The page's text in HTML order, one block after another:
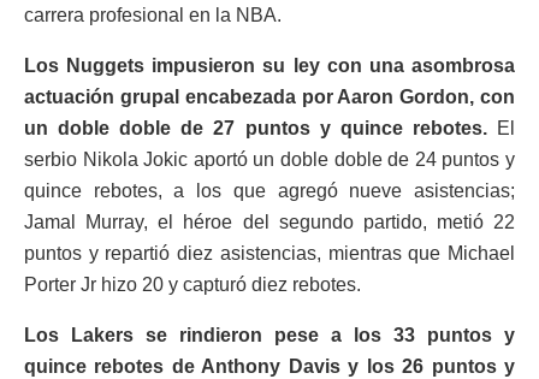
carrera profesional en la NBA.
Los Nuggets impusieron su ley con una asombrosa
actuación grupal encabezada por Aaron Gordon, con
un doble doble de 27 puntos y quince rebotes.El
serbio Nikola Jokic aportó un doble doble de 24 puntos y
quince rebotes, a los que agregó nueve asistencias;
Jamal Murray, el héroe del segundo partido, metió 22
puntos y repartió diez asistencias, mientras que Michael
Porter Jr hizo 20 y capturó diez rebotes.
Los Lakers se rindieron pese a los 33 puntos y
quince rebotes de Anthony Davis y los 26 puntos y